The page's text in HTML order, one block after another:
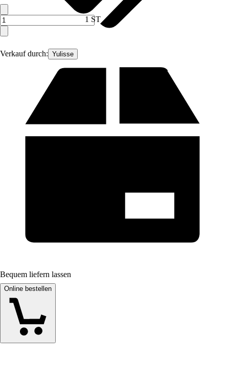
Verkauf durch: Yulisse
1 ST
Bequem liefern lassen
Online bestellen